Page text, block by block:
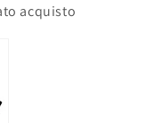
acquisto